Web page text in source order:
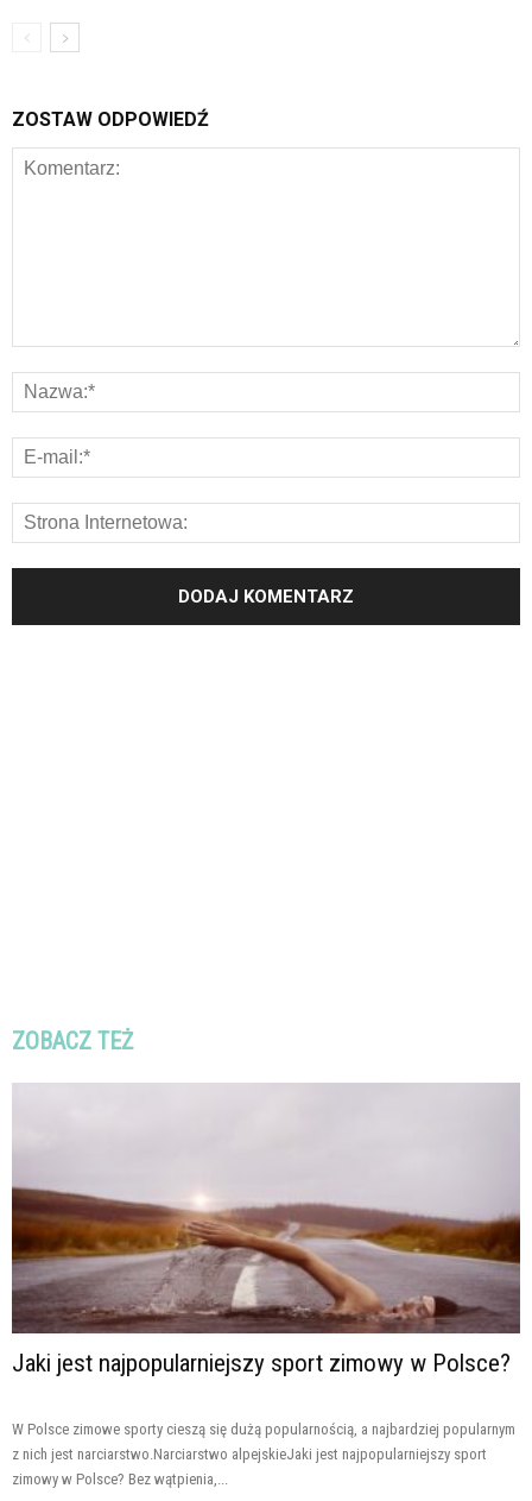
ZOSTAW ODPOWIEDŹ
ZOBACZ TEŻ
Jaki jest najpopularniejszy sport zimowy w Polsce?
W Polsce zimowe sporty cieszą się dużą popularnością, a najbardziej popularnym
z nich jest narciarstwo.Narciarstwo alpejskieJaki jest najpopularniejszy sport
zimowy w Polsce? Bez wątpienia,...